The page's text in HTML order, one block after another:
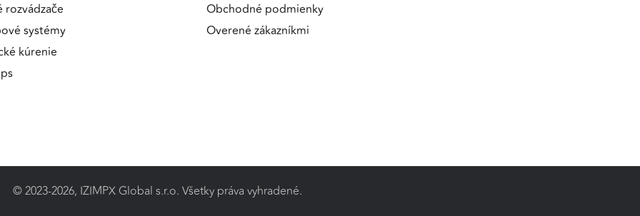
rozvádzače
systémy
kúrenie
Obchodné podmienky
Overené zákazníkmi
© 2023-2026, IZIMPX Global s.r.o. Všetky práva vyhradené.